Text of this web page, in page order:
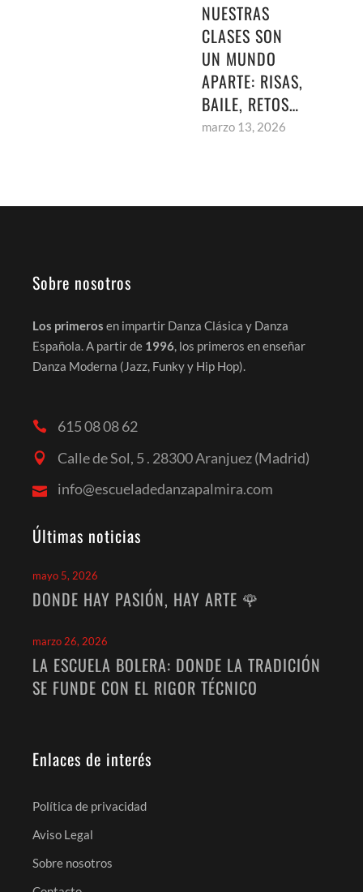
NUESTRAS
CLASES SON
UN MUNDO
APARTE: RISAS,
BAILE, RETOS…
marzo 13, 2026
Sobre nosotros
Los primeros en impartir Danza Clásica y Danza
Española. A partir de 1996, los primeros en enseñar
Danza Moderna (Jazz, Funky y Hip Hop).
615 08 08 62
Calle de Sol, 5 . 28300 Aranjuez (Madrid)
info@escueladedanzapalmira.com
Últimas noticias
mayo 5, 2026
DONDE HAY PASIÓN, HAY ARTE 🌹
marzo 26, 2026
LA ESCUELA BOLERA: DONDE LA TRADICIÓN
SE FUNDE CON EL RIGOR TÉCNICO
Enlaces de interés
Política de privacidad
Aviso Legal
Sobre nosotros